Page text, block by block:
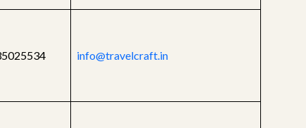
info@travelcraft.in